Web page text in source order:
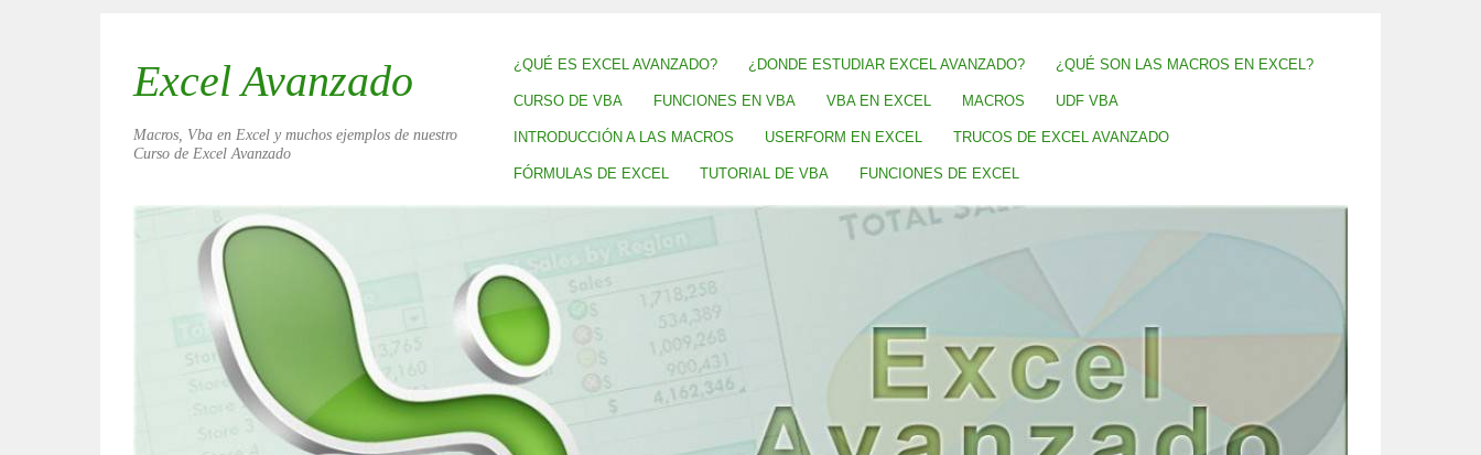
¿QUÉ ES EXCEL AVANZADO? ¿DONDE ESTUDIAR EXCEL AVANZADO? ¿QUÉ SON LAS MACROS EN EXCEL?
CURSO DE VBA FUNCIONES EN VBA VBA EN EXCEL MACROS UDF VBA
INTRODUCCIÓN A LAS MACROS USERFORM EN EXCEL TRUCOS DE EXCEL AVANZADO
FÓRMULAS DE EXCEL TUTORIAL DE VBA FUNCIONES DE EXCEL
Excel Avanzado
Macros, Vba en Excel y muchos ejemplos de nuestro
Curso de Excel Avanzado